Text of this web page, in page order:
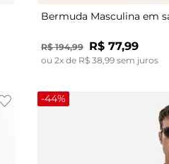
Bermuda Masculina em
R$ 194,99 R$ 77,99
ou2x de R$ 38 ,99 sem juros
-44%